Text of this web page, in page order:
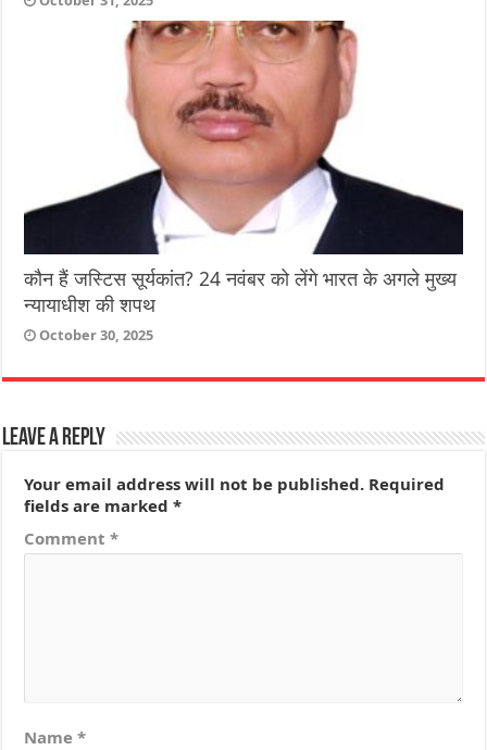
कौन हैं जस्टिस सूर्यकांत? 24 नवंबर को लेंगे भारत के अगले मुख्य
न्यायाधीश की शपथ
October 30, 2025
Leave a Reply
Your email address will not be published. Required
fields are marked*
Comment*
Name*